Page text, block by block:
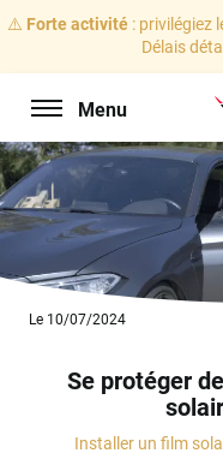
⚠️ Forte activité: privilégiez
Délais
Menu
Le 10/07/2024
Se protéger
Installer un film